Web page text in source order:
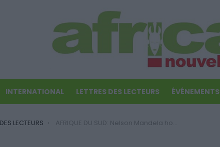
INTERNATIONAL LETTRES DES LECTEURS ÉVÉNEMENTS
LECTEURS
AFRIQUE DU SUD: Nelson Mandela hospitalisé pour une infection pulmonaire